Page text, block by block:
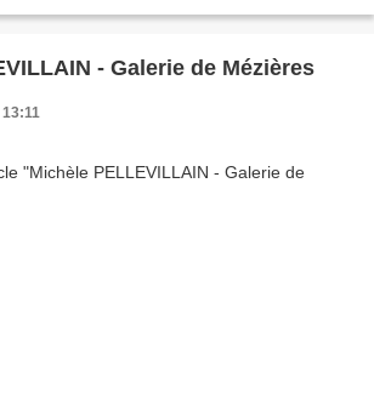
- Galerie de Mézières